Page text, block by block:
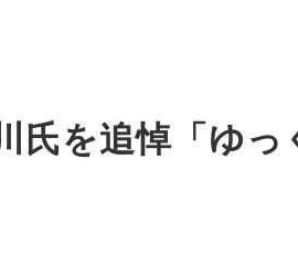
氏を追悼「ゆ